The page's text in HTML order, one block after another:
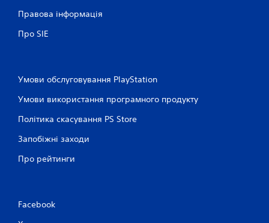
Правова інформація
Про SIE
Умови обслуговування PlayStation
Умови використання програмного продукту
Політика скасування PS Store
Запобіжні заходи
Про рейтинги
Facebook